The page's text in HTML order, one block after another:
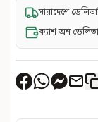
সারাদেশে
ক্যাশ অন